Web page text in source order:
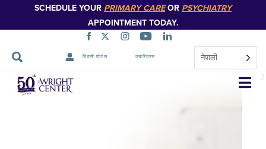
SCHEDULE YOUR PRIMARY CAREOR PSYCHIATRY
APPOINTMENT TODAY.
बिरामी पोर्टल क्यारियरस नेपाली
नेभिगेसन
स्किप
3